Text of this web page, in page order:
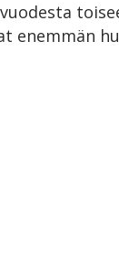
enemmän